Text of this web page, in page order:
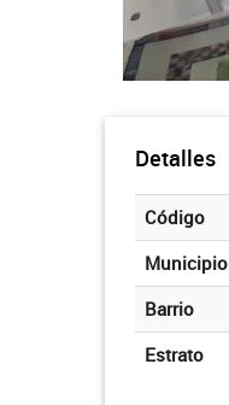
Detalles
Código
Municipio
Barrio
Estrato